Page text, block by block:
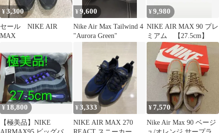
¥3,300
セール NIKE AIR
MAX
¥9,600
Nike Air Max Tailwind 4
"Aurora Green"
¥9,980
NIKE AIR MAX 90 プレ
ミアム 【27.5cm】
¥ 18,800
【極美品】NIKE
¥3,333
NIKE AIR MAX 270
¥7,570
Nike Air Max 90 ベージ